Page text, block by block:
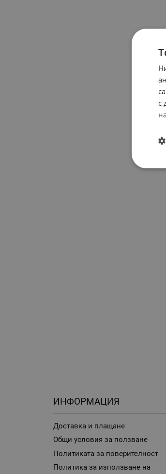
ИНФОРМАЦИЯ
Доставка и плащане
Общи условия за ползване
Политиката за поверителност
Политика за използване на
с